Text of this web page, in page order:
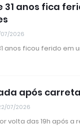
31 anos fica
2026
anos ficou ferido
após
07/2026
volta das 19h após